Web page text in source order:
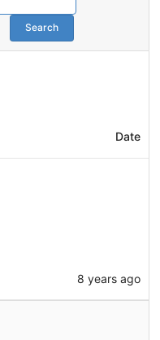
Search
Date
8 years ago